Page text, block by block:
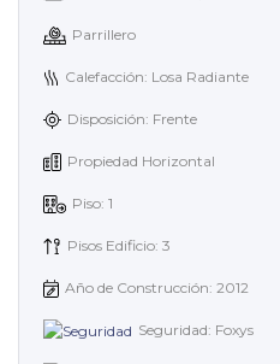
Parrillero
Calefacción: Losa Radiante
Disposición: Frente
Propiedad Horizontal
Piso: 1
Pisos Edificio: 3
Año de Construcción: 2012
Seguridad: Foxys